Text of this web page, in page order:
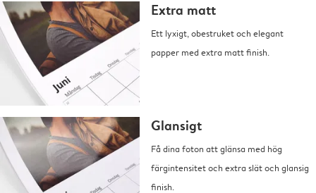
Extra matt
Ett lyxigt, obestruket och elegant
papper med extra matt finish.
Glansigt
Få dina foton att glänsa med hög
färgintensitet och extra slät och glansig
finish.